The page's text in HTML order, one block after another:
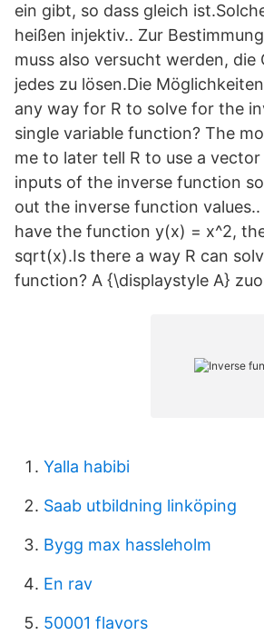
ein gibt, so dass gleich
heißen injektiv.. Zur
muss also versucht werden, die
jedes zu lösen.Die
any way for R to solve for the
single variable function? The
me to later tell R to use a
inputs of the inverse function
out the inverse function
have the function y(x) = x^2,
sqrt(x).Is there a way R can
function? A {\displaystyle A}
Yalla habibi
Saab utbildning linköping
Bygg max hassleholm
En rav
50001 flavors